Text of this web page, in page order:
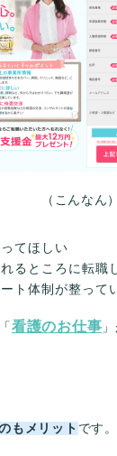
（こんなん）
てほしい
るところに転職
ト体制が整って
看護のお仕事
もメリット です。